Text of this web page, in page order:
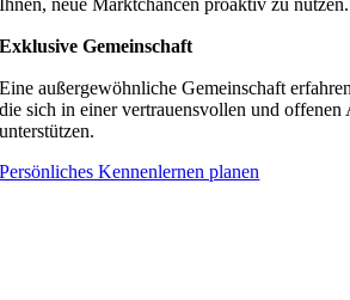
Ihnen, neue Marktchancen proaktiv zu nutzen.
Exklusive Gemeinschaft
Eine außergewöhnliche Gemeinschaft
die sich in einer vertrauensvollen und offenen
unterstützen.
Persönliches Kennenlernen planen